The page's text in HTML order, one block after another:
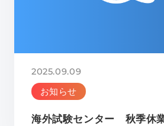
2025.09.09
お知らせ
海外試験センター 秋季休